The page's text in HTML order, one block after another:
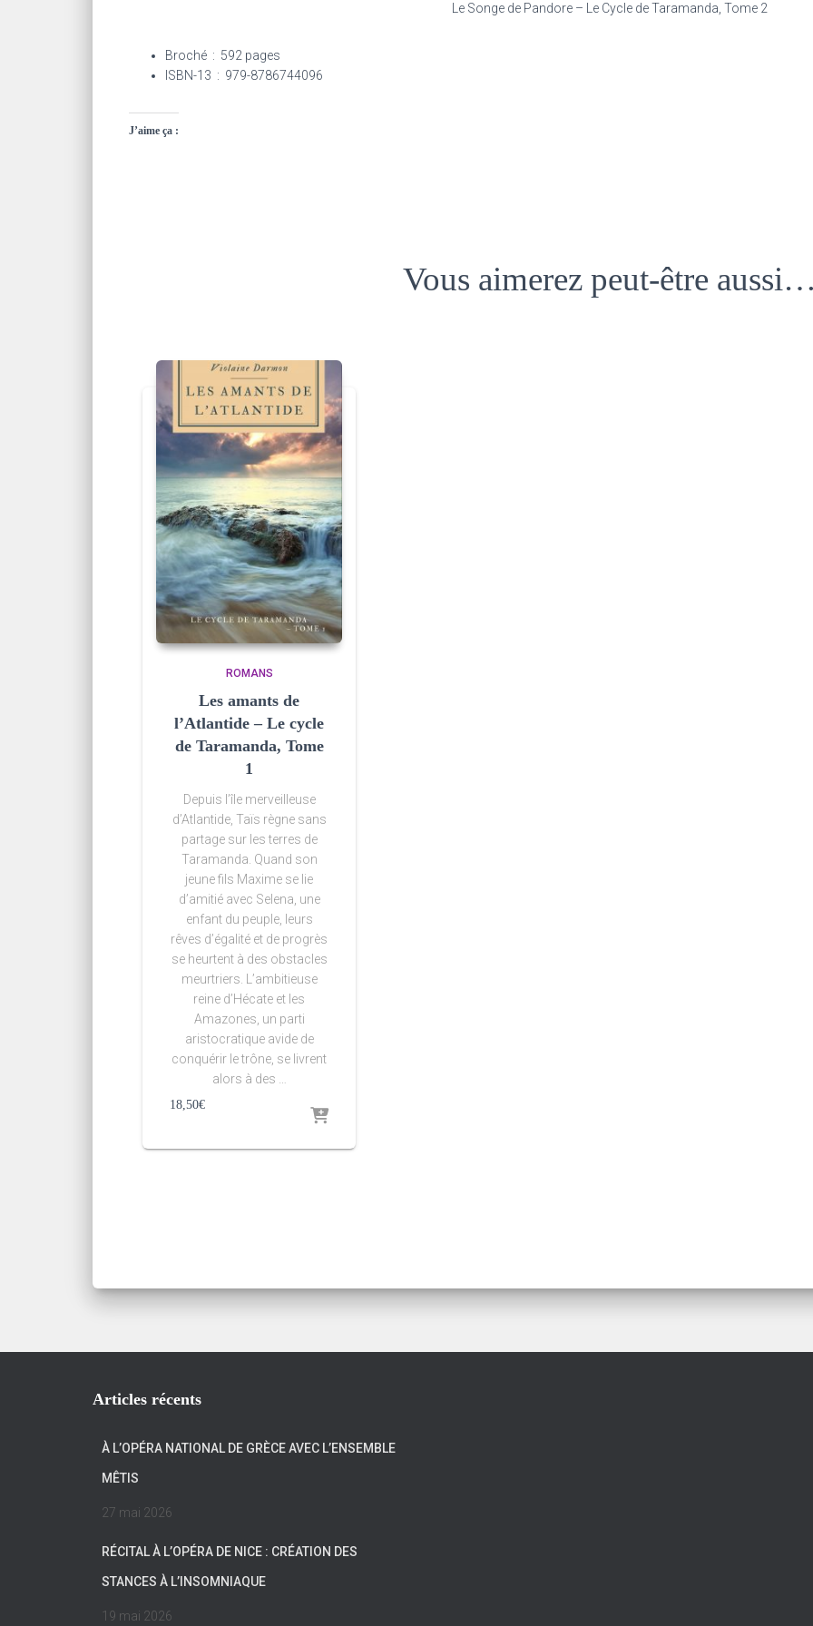
Le Songe de Pandore – Le Cycle de Taramanda, Tome 2
Broché ‏ : ‎ 592 pages
ISBN-13 ‏ : ‎ 979-8786744096
J’aime ça :
Vous aimerez peut-être
ROMANS
Les amants de
l’Atlantide – Le cycle
de Taramanda, Tome
1
Depuis l’île merveilleuse
d’Atlantide, Taïs règne sans
partage sur les terres de
Taramanda. Quand son
jeune fils Maxime se lie
d’amitié avec Selena, une
enfant du peuple, leurs
rêves d’égalité et de progrès
se heurtent à des obstacles
meurtriers. L’ambitieuse
reine d’Hécate et les
Amazones, un parti
aristocratique avide de
conquérir le trône, se livrent
alors à des …
18,50€
Articles récents
À L’OPÉRA NATIONAL DE GRÈCE AVEC L’ENSEMBLE
MÊTIS
27 mai 2026
RÉCITAL À L’OPÉRA DE NICE : CRÉATION DES
STANCES À L’INSOMNIAQUE
19 mai 2026